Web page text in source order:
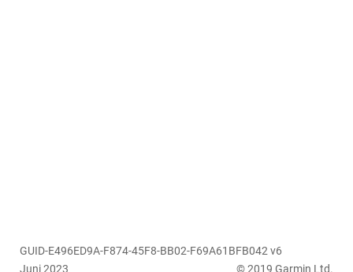
GUID-E496ED9A-F874-45F8-BB02-F69A61BFB042 v6
Juni 2023
© 2019 Garmin Ltd.